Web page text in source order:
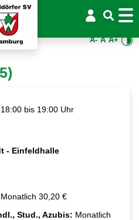
A- A A+
bis 19:00 Uhr
- Einfeldhalle
Monatlich 30,20 €
Stud., Azubis: Monatlich